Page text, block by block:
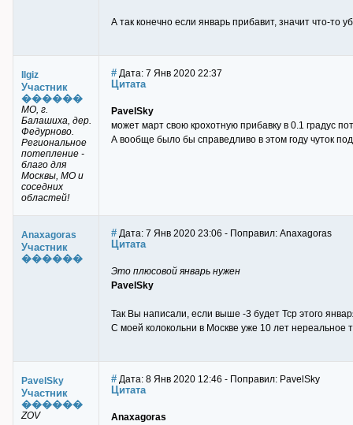
А так конечно если январь прибавит, значит что-то
Ilgiz
Участник
������
МО, г.
Балашиха, дер.
Федурново.
Региональное
потепление -
благо для
Москвы, МО и
соседних
областей!
# Дата: 7 Янв 2020 22:37
Цитата
PavelSky
может март свою крохотную прибавку в 0.1 градус
А вообще было бы справедливо в этом году чуток
Anaxagoras
Участник
������
# Дата: 7 Янв 2020 23:06 - Поправил: Anaxagoras
Цитата
Это плюсовой январь нужен
PavelSky
Так Вы написали, если выше -3 будет Тср этого
С моей колокольни в Москве уже 10 лет нереальное
PavelSky
Участник
������
ZOV
# Дата: 8 Янв 2020 12:46 - Поправил: PavelSky
Цитата
Anaxagoras